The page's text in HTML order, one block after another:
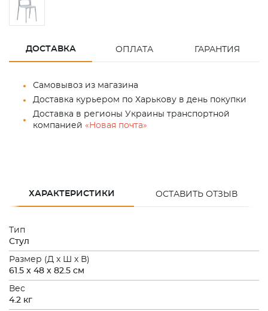
ДОСТАВКА ОПЛАТА ГАРАНТИЯ
Самовывоз из магазина
Доставка курьером по Харькову в день покупки
Доставка в регионы Украины транспортной
компанией «Новая почта»
ХАРАКТЕРИСТИКИ ОСТАВИТЬ ОТЗЫВ
Тип
Стул
Размер (Д x Ш x В)
61.5 x 48 x 82.5 см
Вес
4.2 кг